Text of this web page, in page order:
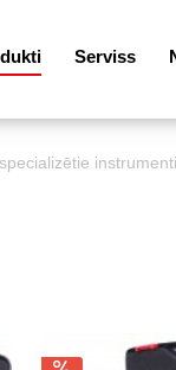
Serviss
instrumenti